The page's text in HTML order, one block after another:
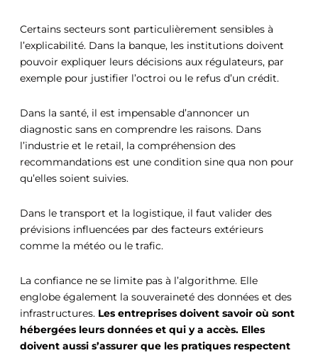
Certains secteurs sont particulièrement sensibles à
l’explicabilité. Dans la banque, les institutions doivent
pouvoir expliquer leurs décisions aux régulateurs, par
exemple pour justifier l’octroi ou le refus d’un crédit.
Dans la santé, il est impensable d’annoncer un
diagnostic sans en comprendre les raisons. Dans
l’industrie et le retail, la compréhension des
recommandations est une condition sine qua non pour
qu’elles soient suivies.
Dans le transport et la logistique, il faut valider des
prévisions influencées par des facteurs extérieurs
comme la météo ou le trafic.
La confiance ne se limite pas à l’algorithme. Elle
englobe également la souveraineté des données et des
infrastructures.Les entreprises doivent savoir où sont
hébergées leurs données et qui y a accès. Elles
doivent aussi s’assurer que les pratiques respectent